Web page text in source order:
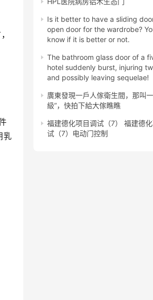
乳
Is it better to have a sliding
open door for the wardrobe?
know if it is better or not.
The bathroom glass door of a
hotel suddenly burst, injuring
and possibly leaving sequelae!
廣東發現一戶人傢衛生間，那叫
級”，快拍下給大傢瞧瞧
福建德化项目调试（7） 福建德
试（7）电动门控制